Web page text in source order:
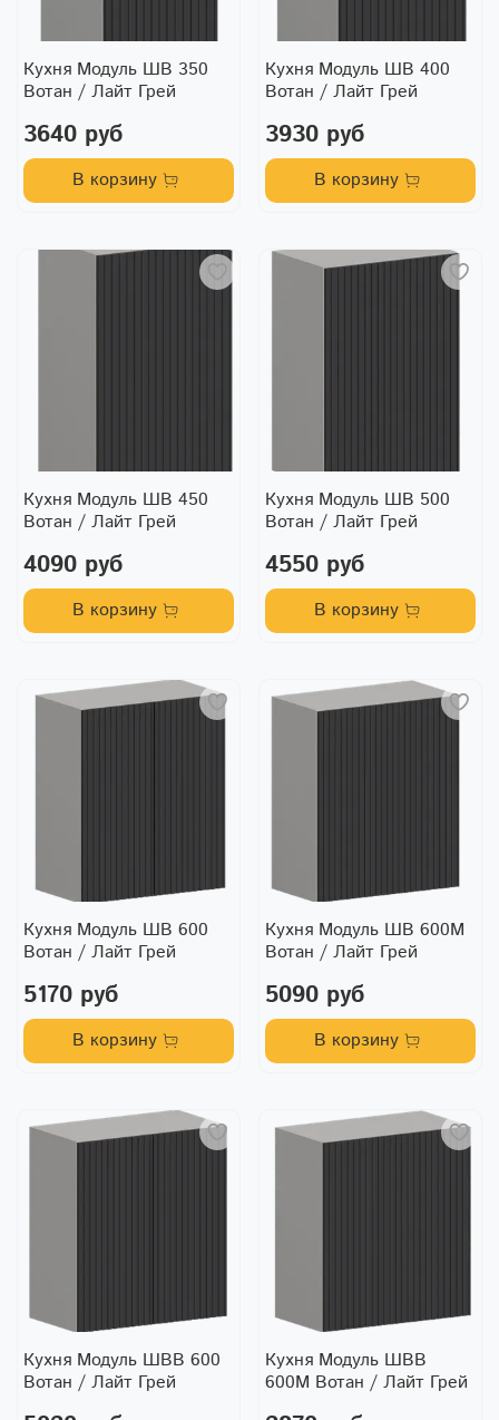
Кухня Модуль ШВ 350
Вотан / Лайт Грей
3640 руб
В корзину
Кухня Модуль ШВ 400
Вотан / Лайт Грей
3930 руб
В корзину
Кухня Модуль ШВ 450
Вотан / Лайт Грей
4090 руб
В корзину
Кухня Модуль ШВ 500
Вотан / Лайт Грей
4550 руб
В корзину
Кухня Модуль ШВ 600
Вотан / Лайт Грей
5170 руб
В корзину
Кухня Модуль ШВ 600М
Вотан / Лайт Грей
5090 руб
В корзину
Кухня Модуль ШВВ 600
Вотан / Лайт Грей
Кухня Модуль ШВВ
600М Вотан / Лайт Грей